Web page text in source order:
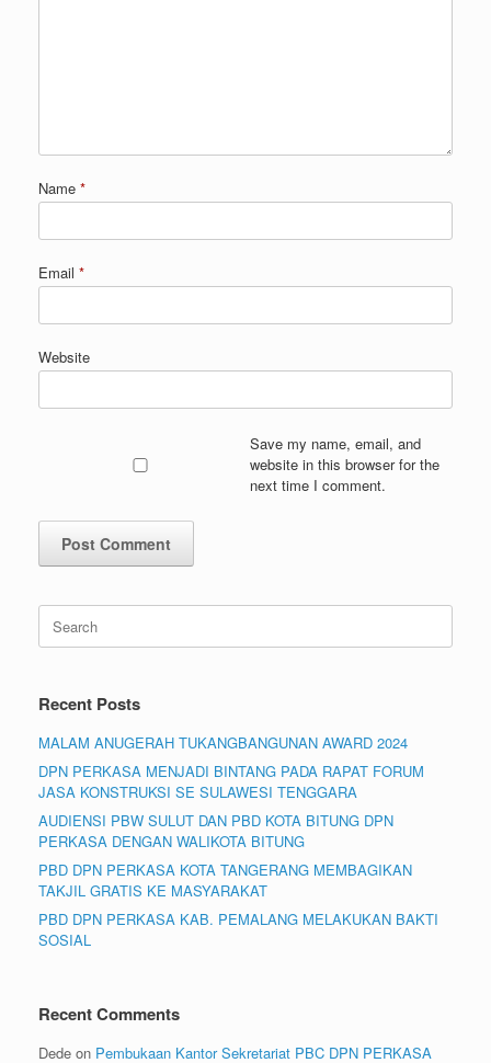
Name *
Email *
Website
Save my name, email, and
website in this browser for the
next time I comment.
for:
Recent Posts
MALAM ANUGERAH TUKANGBANGUNAN AWARD 2024
DPN PERKASA MENJADI BINTANG PADA RAPAT FORUM
JASA KONSTRUKSI SE SULAWESI TENGGARA
AUDIENSI PBW SULUT DAN PBD KOTA BITUNG DPN
PERKASA DENGAN WALIKOTA BITUNG
PBD DPN PERKASA KOTA TANGERANG MEMBAGIKAN
TAKJIL GRATIS KE MASYARAKAT
PBD DPN PERKASA KAB. PEMALANG MELAKUKAN BAKTI
SOSIAL
Recent Comments
Dede on Pembukaan Kantor Sekretariat PBC DPN PERKASA